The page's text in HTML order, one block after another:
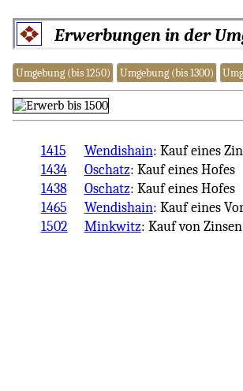
Erwerbungen in der
Umgebung (bis 1250) Umgebung (bis 1300)
1415 Wendishain: Kauf eines
1434
Oschatz: Kauf eines Hofes
1438
Oschatz: Kauf eines Hofes
1465
Wendishain: Kauf eines
1502
Minkwitz: Kauf von